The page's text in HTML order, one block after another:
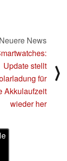
Neuere News
Update stellt
für
Akkulaufzeit
wieder her
⟩